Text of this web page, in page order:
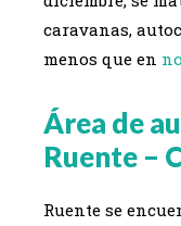
caravanas,
menos que en
Área de
Ruente –
Ruente se